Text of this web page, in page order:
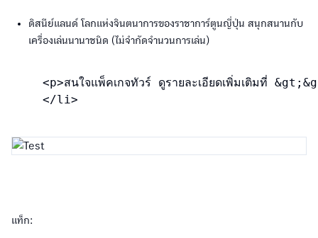
ดิสนีย์แลนด์ โลกแห่งจินตนาการของราชาการ์ตูนญี่ปุ่น สนุกสนานกับ
เครื่องเล่นนานาชนิด (ไม่จำกัดจำนวนการเล่น)
<p>สนใจแพ็คเกจทัวร์ ดูรายละเอียดเพิ่มเติมที่ &gt;&gt; <a
</li>
แท็ก: